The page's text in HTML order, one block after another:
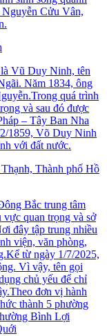
Cửu Vân,
Vũ Duy Ninh, tên
Năm 1834, ông
quá trình
và sau đó được
– Tây Ban Nha
1859, Võ Duy Ninh
với đất nước.
Thành phố Hồ
Bắc trung tâm
quan trọng và sở
đây tập trung nhiều
viện, văn phòng,
từ ngày 1/7/2025,
Vì vậy, tên gọi
chủ yếu để chỉ
đơn vị hành
thành 5 phường
Bình Lợi